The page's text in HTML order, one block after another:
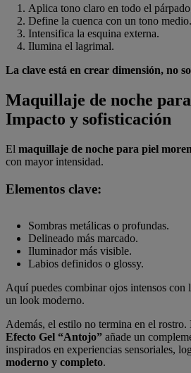
Aplica tono claro en todo el
Define la cuenca con un tono medio.
Intensifica la esquina externa.
Ilumina el lagrimal.
La clave está en crear dimensión, no
Maquillaje de noche
Impacto y sofisticación
El maquillaje de noche para piel
con mayor intensidad.
Elementos clave:
Sombras metálicas o profundas.
Delineado más marcado.
Iluminador más visible.
Labios definidos o glossy.
Aquí puedes combinar ojos intensos con
un look moderno.
Además, el estilo no termina en el rostro.
Efecto Gel “Antojo” añade un
inspirados en experiencias sensoriales,
moderno y completo.